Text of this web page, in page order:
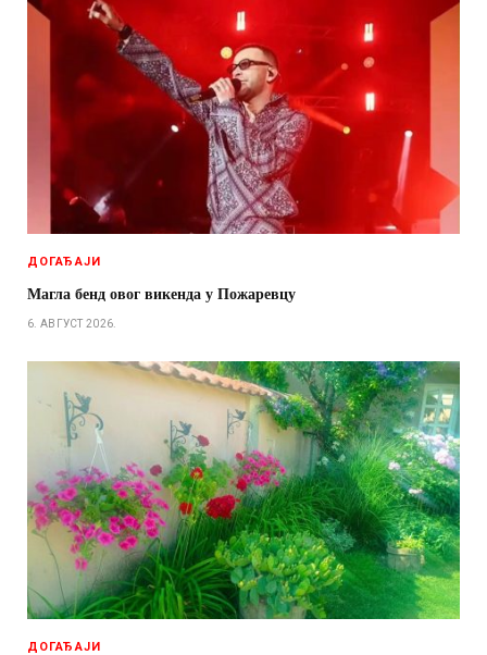
ДОГАЂАЈИ
Магла бенд овог викенда у Пожаревцу
6. АВГУСТ 2026.
ДОГАЂАЈИ